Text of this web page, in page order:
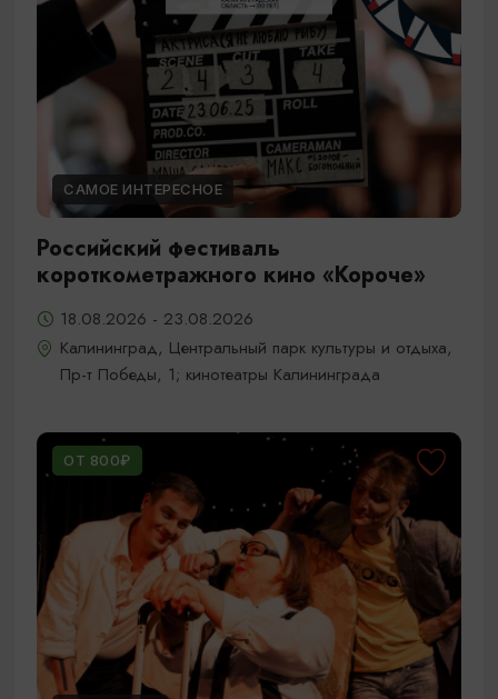
САМОЕ ИНТЕРЕСНОЕ
Российский фестиваль
короткометражного кино «Короче»
18.08.2026 - 23.08.2026
Калининград, Центральный парк культуры и отдыха,
Пр-т Победы, 1; кинотеатры Калининграда
ОТ 800₽